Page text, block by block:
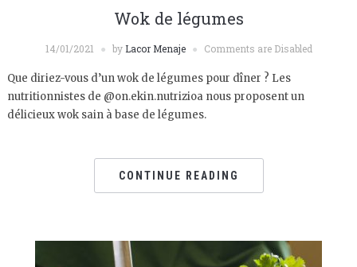
Wok de légumes
14/01/2021 by Lacor Menaje Comments are Disabled
Que diriez-vous d’un wok de légumes pour dîner ? Les
nutritionnistes de @on.ekin.nutrizioa nous proposent un
délicieux wok sain à base de légumes.
CONTINUE READING